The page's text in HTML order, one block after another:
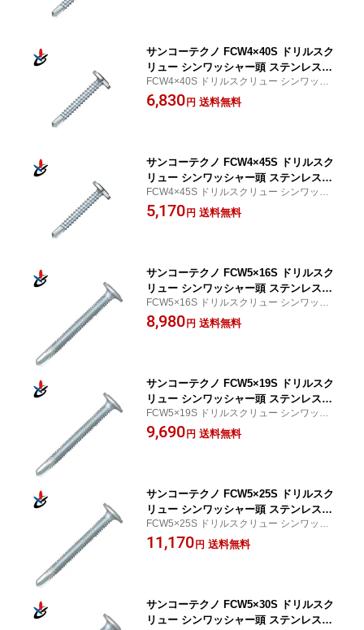
サンコーテクノ FCW4×40S ドリルスク
リュー シンワッシャー頭 ステンレス製
並目 300本入
FCW4×40S ドリルスクリュー シンワッシ
ャー頭 ステンレス製 並目 300本入
6,830 円 送料無料
サンコーテクノ FCW4×45S ドリルスク
リュー シンワッシャー頭 ステンレス製
並目 200本入
FCW4×45S ドリルスクリュー シンワッシ
ャー頭 ステンレス製 並目 200本入
5,170 円 送料無料
サンコーテクノ FCW5×16S ドリルスク
リュー シンワッシャー頭 ステンレス製
細目 500本入
FCW5×16S ドリルスクリュー シンワッシ
ャー頭 ステンレス製 細目 500本入
8,980 円 送料無料
サンコーテクノ FCW5×19S ドリルスク
リュー シンワッシャー頭 ステンレス製
細目 500本入
FCW5×19S ドリルスクリュー シンワッシ
ャー頭 ステンレス製 細目 500本入
9,690 円 送料無料
サンコーテクノ FCW5×25S ドリルスク
リュー シンワッシャー頭 ステンレス製
細目 500本入
FCW5×25S ドリルスクリュー シンワッシ
ャー頭 ステンレス製 細目 500本入
11,170 円 送料無料
サンコーテクノ FCW5×30S ドリルスク
リュー シンワッシャー頭 ステンレス製